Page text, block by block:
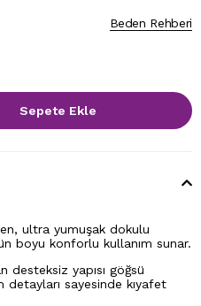
Beden Rehberi
ultra yumuşak dokulu
boyu konforlu kullanım sunar.
desteksiz yapısı göğsü
detayları sayesinde kıyafet